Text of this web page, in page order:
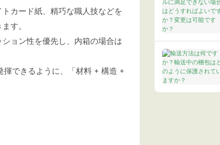
カード紙、精巧な職人技などを
す。
ョン性を優先し、内箱の場合は
できるように、「材料 + 構造 +